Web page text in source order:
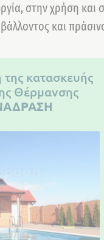
στην χρήση
και
κατασκευής
Θέρμανσης